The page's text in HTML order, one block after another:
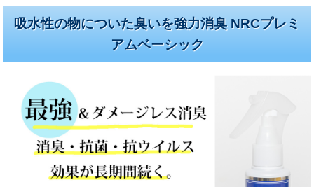
吸水性の物についた臭いを強力消臭 NRCプレミ
アムベーシック